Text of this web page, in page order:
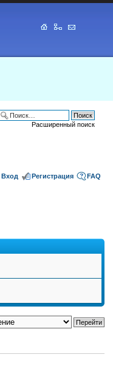
Расширенный поиск
FAQ
Регистрация
Вход